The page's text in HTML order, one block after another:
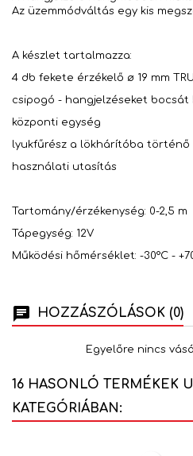
Az üzemmódváltás egy kis
A készlet tartalmazza:
4 db fekete érzékelő ø 19 mm
csipogó - hangjelzéseket bocsát
központi egység
lyukfűrész a lökhárítóba történő
használati utasítás
Tartomány/érzékenység: 0-2,5 m
Tápegység: 12V
Működési hőmérséklet: -30°C -
HOZZÁSZÓLÁSOK (0)
Egyelőre nincs
16 HASONLÓ TERMÉKEK
KATEGÓRIÁBAN: